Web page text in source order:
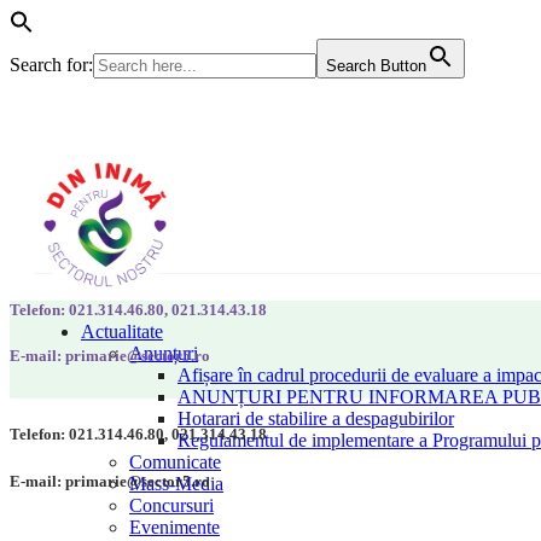
Search for: Search Button
Actualitate
Anunțuri
Afișare în cadrul procedurii de evaluare a
ANUNȚURI PENTRU INFORMAREA
Hotarari de stabilire a despagubirilor
Regulamentul de implementare a Programului
Comunicate
Mass-Media
Concursuri
Evenimente
Telefon: 021.314.46.80, 021.314.43.18
E-mail: primarie@sector5.ro
Telefon: 021.314.46.80, 021.314.43.18
E-mail: primarie@sector5.ro